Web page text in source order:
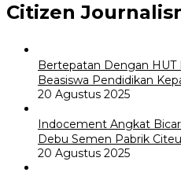
Citizen
Bertepatan Dengan HUT
Beasiswa Pendidikan
20 Agustus 2025
Indocement Angkat
Debu Semen Pabrik
20 Agustus 2025